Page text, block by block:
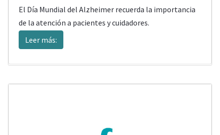
El Día Mundial del Alzheimer recuerda la importancia
de la atención a pacientes y cuidadores.
Leer más: